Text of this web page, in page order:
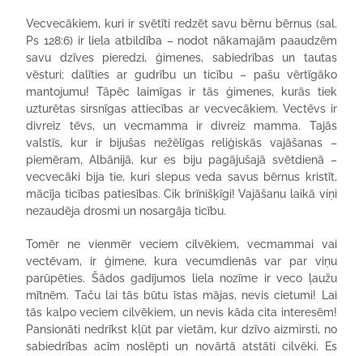
Vecvecākiem, kuri ir svētīti redzēt savu bērnu bērnus (sal.
Ps 128:6) ir liela atbildība – nodot nākamajām paaudzēm
savu dzīves pieredzi, ģimenes, sabiedrības un tautas
vēsturi; dalīties ar gudrību un ticību – pašu vērtīgāko
mantojumu! Tāpēc laimīgas ir tās ģimenes, kurās tiek
uzturētas sirsnīgas attiecības ar vecvecākiem. Vectēvs ir
divreiz tēvs, un vecmamma ir divreiz mamma. Tajās
valstīs, kur ir bijušas nežēlīgas reliģiskās vajāšanas –
piemēram, Albānijā, kur es biju pagājušajā svētdienā –
vecvecāki bija tie, kuri slepus veda savus bērnus kristīt,
mācīja ticības patiesības. Cik brīnišķīgi! Vajāšanu laikā viņi
nezaudēja drosmi un nosargāja ticību.
Tomēr ne vienmēr veciem cilvēkiem, vecmammai vai
vectēvam, ir ģimene, kura vecumdienās var par viņu
parūpēties. Šādos gadījumos liela nozīme ir veco ļaužu
mītnēm. Taču lai tās būtu īstas mājas, nevis cietumi! Lai
tās kalpo veciem cilvēkiem, un nevis kāda cita interesēm!
Pansionāti nedrīkst kļūt par vietām, kur dzīvo aizmirsti, no
sabiedrības acīm noslēpti un novārtā atstāti cilvēki. Es